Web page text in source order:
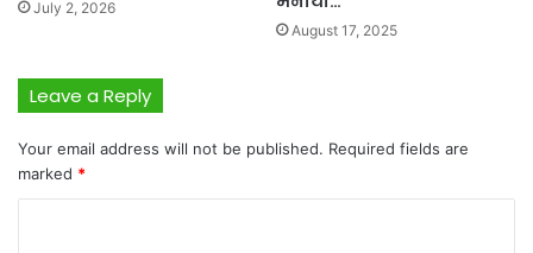
July 2, 2026
August 17, 2025
Leave a Reply
Your email address will not be published. Required fields are
marked *